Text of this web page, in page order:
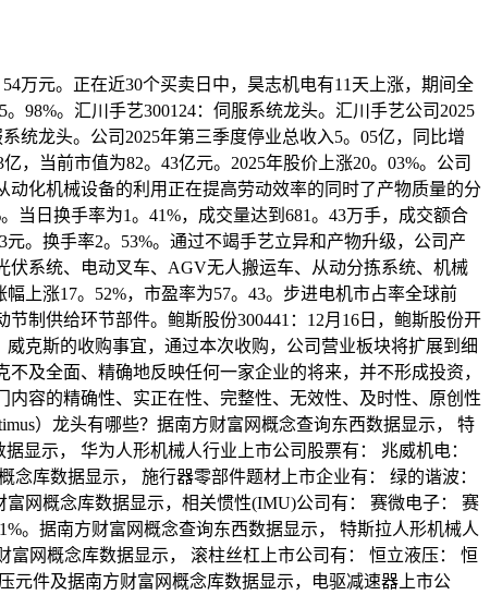
万元。正在近30个买卖日中，昊志机电有11天上涨，期间全
98%。汇川手艺300124：伺服系统龙头。汇川手艺公司2025
统龙头。公司2025年第三季度停业总收入5。05亿，同比增
，当前市值为82。43亿元。2025年股价上涨20。03%。公司
化机械设备的利用正在提高劳动效率的同时了产物质量的分
当日换手率为1。41%，成交量达到681。43万手，成交额合
。换手率2。53%。通过不竭手艺立异和产物升级，公司产
系统、电动叉车、AGV无人搬运车、从动分拣系统、机械
上涨17。52%，市盈率为57。43。步进电机市占率全球前
制供给环节部件。鲍斯股份300441：12月16日，鲍斯股份开
威克斯的收购事宜，通过本次收购，公司营业板块将扩展到细
及全面、精确地反映任何一家企业的将来，并不形成投资，
容的精确性、实正在性、完整性、无效性、及时性、原创性
）龙头有哪些？据南方财富网概念查询东西数据显示， 特
显示， 华为人形机械人行业上市公司股票有： 兆威机电：
念库数据显示， 施行器零部件题材上市企业有： 绿的谐波：
网概念库数据显示，相关惯性(IMU)公司有： 赛微电子： 赛
。据南方财富网概念查询东西数据显示， 特斯拉人形机械人
富网概念库数据显示， 滚柱丝杠上市公司有： 恒立液压： 恒
元件及据南方财富网概念库数据显示，电驱减速器上市公